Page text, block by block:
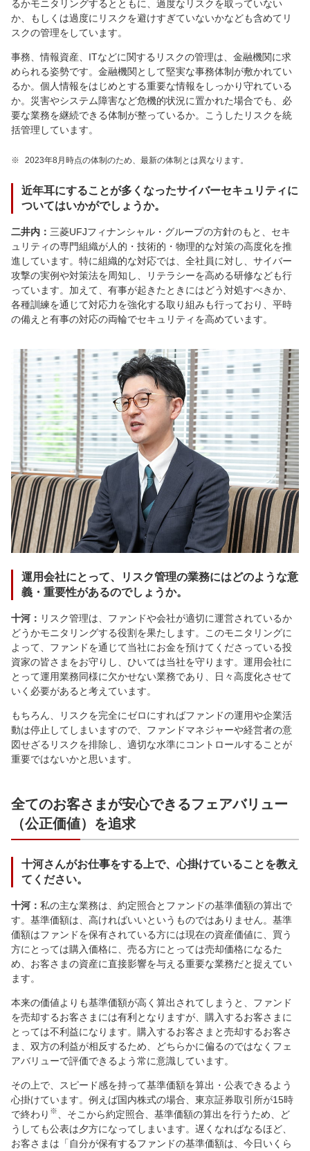
るかモニタリングするとともに、過度なリスクを取っていない
か、もしくは過度にリスクを避けすぎていないかなども含めてリ
スクの管理をしています。
事務、情報資産、ITなどに関するリスクの管理は、金融機関に求
められる姿勢です。金融機関として堅実な事務体制が敷かれてい
るか。個人情報をはじめとする重要な情報をしっかり守れている
か。災害やシステム障害など危機的状況に置かれた場合でも、必
要な業務を継続できる体制が整っているか。こうしたリスクを統
括管理しています。
※ 2023年8月時点の体制のため、最新の体制とは異なります。
近年耳にすることが多くなったサイバーセキュリティに
ついてはいかがでしょうか。
二井内： 三菱UFJフィナンシャル・グループの方針のもと、セキ
ュリティの専門組織が人的・技術的・物理的な対策の高度化を推
進しています。特に組織的な対応では、全社員に対し、サイバー
攻撃の実例や対策法を周知し、リテラシーを高める研修なども行
っています。加えて、有事が起きたときにはどう対処すべきか、
各種訓練を通じて対応力を強化する取り組みも行っており、平時
の備えと有事の対応の両輪でセキュリティを高めています。
運用会社にとって、リスク管理の業務にはどのような意
義・重要性があるのでしょうか。
十河： リスク管理は、ファンドや会社が適切に運営されているか
どうかモニタリングする役割を果たします。このモニタリングに
よって、ファンドを通じて当社にお金を預けてくださっている投
資家の皆さまをお守りし、ひいては当社を守ります。運用会社に
とって運用業務同様に欠かせない業務であり、日々高度化させて
いく必要があると考えています。
もちろん、リスクを完全にゼロにすればファンドの運用や企業活
動は停止してしまいますので、ファンドマネジャーや経営者の意
図せざるリスクを排除し、適切な水準にコントロールすることが
重要ではないかと思います。
全てのお客さまが安心できるフェアバリュー
（公正価値）を追求
十河さんがお仕事をする上で、心掛けていることを教え
てください。
十河： 私の主な業務は、約定照合とファンドの基準価額の算出で
す。基準価額は、高ければいいというものではありません。基準
価額はファンドを保有されている方には現在の資産価値に、買う
方にとっては購入価格に、売る方にとっては売却価格になるた
め、お客さまの資産に直接影響を与える重要な業務だと捉えてい
ます。
本来の価値よりも基準価額が高く算出されてしまうと、ファンド
を売却するお客さまには有利となりますが、購入するお客さまに
とっては不利益になります。購入するお客さまと売却するお客さ
ま、双方の利益が相反するため、どちらかに偏るのではなくフェ
アバリューで評価できるよう常に意識しています。
その上で、スピード感を持って基準価額を算出・公表できるよう
心掛けています。例えば国内株式の場合、東京証券取引所が15時
で終わり ※
、そこから約定照合、基準価額の算出を行うため、ど
うしても公表は夕方になってしまいます。遅くなればなるほど、
お客さまは「自分が保有するファンドの基準価額は、今日いくら